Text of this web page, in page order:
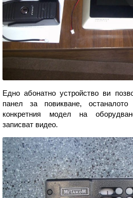
Едно абонатно устройство ви
панел за повикване,
конкретния модел на
записват видео.